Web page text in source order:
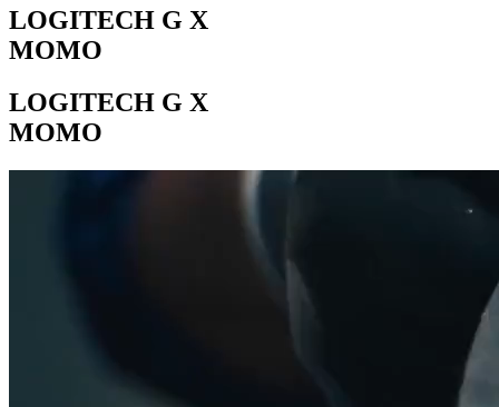
LOGITECH G X
MOMO
LOGITECH G X
MOMO